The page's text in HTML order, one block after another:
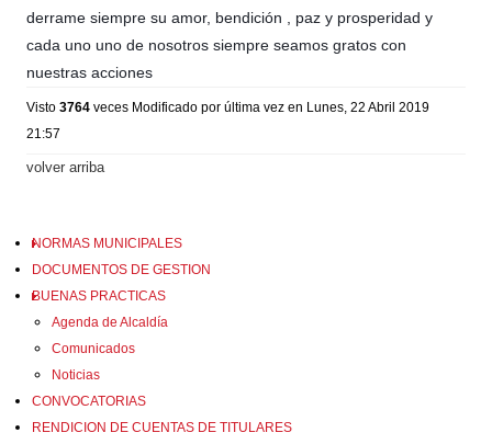
derrame siempre su amor, bendición , paz y prosperidad y
cada uno uno de nosotros siempre seamos gratos con
nuestras acciones
Visto3764 veces Modificado por última vez en Lunes, 22 Abril 2019
21:57
volver arriba
NORMAS MUNICIPALES
DOCUMENTOS DE GESTION
BUENAS PRACTICAS
Agenda de Alcaldía
Comunicados
Noticias
CONVOCATORIAS
RENDICION DE CUENTAS DE TITULARES